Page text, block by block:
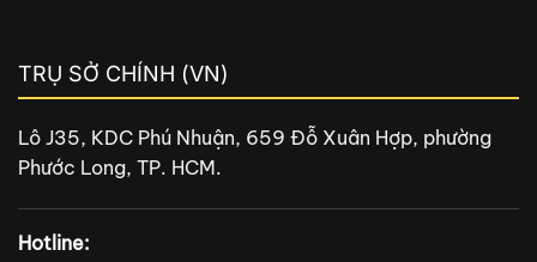
TRỤ SỞ CHÍNH (VN)
Lô J35, KDC Phú Nhuận, 659 Đỗ Xuân Hợp, phường
Phước Long, TP. HCM.
Hotline: